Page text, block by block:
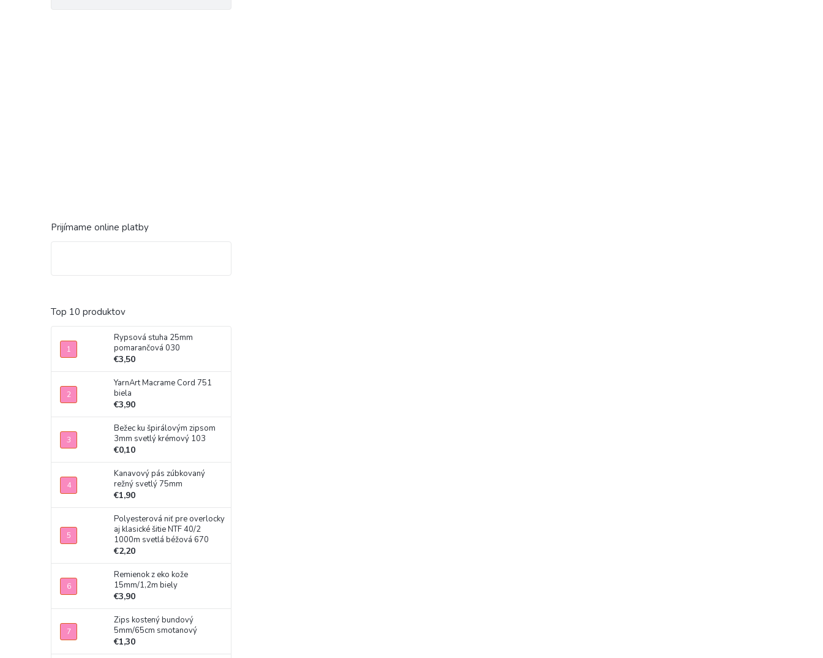
Prijímame online platby
Top 10 produktov
Rypsová stuha 25mm
pomarančová 030
€3,50
YarnArt Macrame Cord 751
biela
€3,90
Bežec ku špirálovým zipsom
3mm svetlý krémový 103
€0,10
Kanavový pás zúbkovaný
režný svetlý 75mm
€1,90
Polyesterová niť pre overlocky
aj klasické šitie NTF 40/2
1000m svetlá béžová 670
€2,20
Remienok z eko kože
15mm/1,2m biely
€3,90
Zips kostený bundový
5mm/65cm smotanový
€1,30